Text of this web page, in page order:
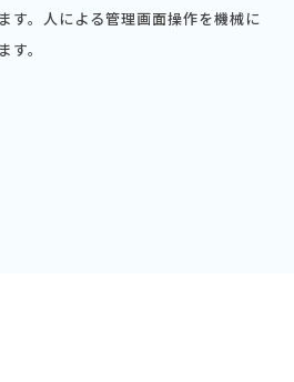
す。人による管理画面操作を機械に
。